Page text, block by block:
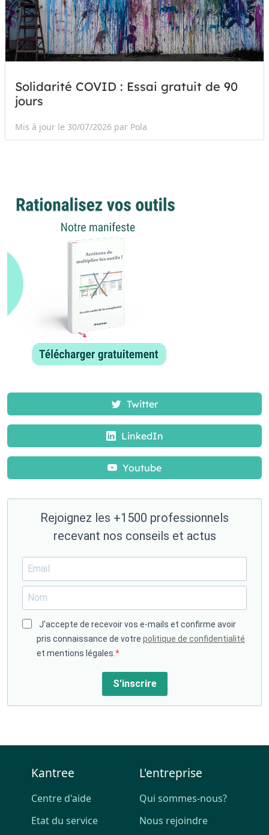
Solidarité COVID : Essai gratuit de 90
jours
Mis à jour le 30/07/2026 par Pola
Twitter
LinkedIn
Youtube
Rejoignez les +1500 professionnels
recevant nos conseils et actus
J'accepte de recevoir vos e-mails et confirme avoir
pris connaissance de votre politique de confidentialité
et mentions légales.
S'inscrire
Kantree
Centre d'aide
Etat du service
L'entreprise
Qui sommes-nous?
Nous rejoindre